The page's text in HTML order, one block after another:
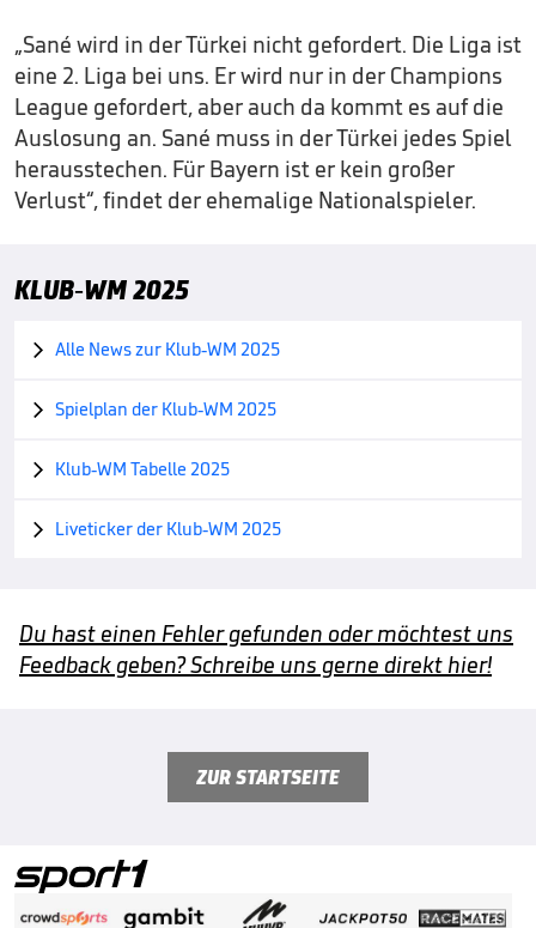
„Sané wird in der Türkei nicht gefordert. Die Liga ist
eine 2. Liga bei uns. Er wird nur in der Champions
League gefordert, aber auch da kommt es auf die
Auslosung an. Sané muss in der Türkei jedes Spiel
herausstechen. Für Bayern ist er kein großer
Verlust“, findet der ehemalige Nationalspieler.
KLUB-WM 2025
 Alle News zur Klub-WM 2025
 Spielplan der Klub-WM 2025
 Klub-WM Tabelle 2025
 Liveticker der Klub-WM 2025
Du hast einen Fehler gefunden oder möchtest uns
Feedback geben? Schreibe uns gerne direkt hier!
ZUR STARTSEITE